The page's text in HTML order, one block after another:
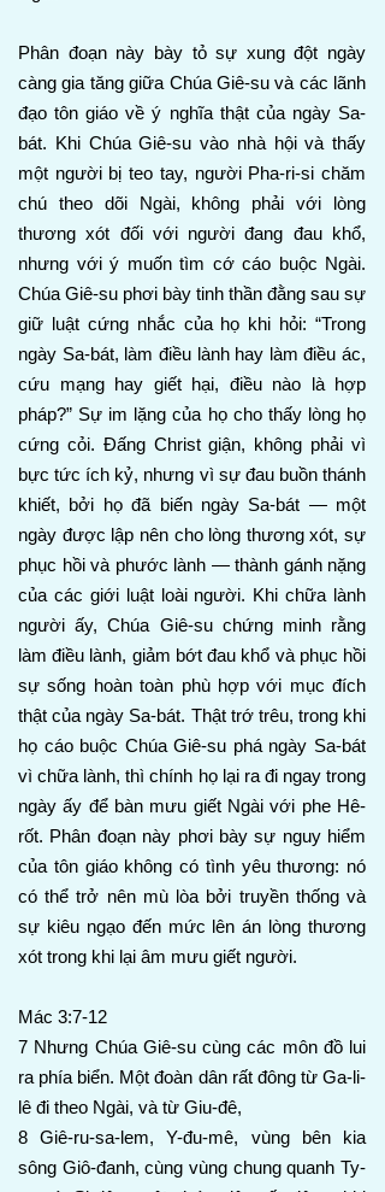
Phân đoạn này bày tỏ sự xung đột ngày
càng gia tăng giữa Chúa Giê-su và các lãnh
đạo tôn giáo về ý nghĩa thật của ngày Sa-
bát. Khi Chúa Giê-su vào nhà hội và thấy
một người bị teo tay, người Pha-ri-si chăm
chú theo dõi Ngài, không phải với lòng
thương xót đối với người đang đau khổ,
nhưng với ý muốn tìm cớ cáo buộc Ngài.
Chúa Giê-su phơi bày tinh thần đằng sau sự
giữ luật cứng nhắc của họ khi hỏi: “Trong
ngày Sa-bát, làm điều lành hay làm điều ác,
cứu mạng hay giết hại, điều nào là hợp
pháp?” Sự im lặng của họ cho thấy lòng họ
cứng cỏi. Đấng Christ giận, không phải vì
bực tức ích kỷ, nhưng vì sự đau buồn thánh
khiết, bởi họ đã biến ngày Sa-bát — một
ngày được lập nên cho lòng thương xót, sự
phục hồi và phước lành — thành gánh nặng
của các giới luật loài người. Khi chữa lành
người ấy, Chúa Giê-su chứng minh rằng
làm điều lành, giảm bớt đau khổ và phục hồi
sự sống hoàn toàn phù hợp với mục đích
thật của ngày Sa-bát. Thật trớ trêu, trong khi
họ cáo buộc Chúa Giê-su phá ngày Sa-bát
vì chữa lành, thì chính họ lại ra đi ngay trong
ngày ấy để bàn mưu giết Ngài với phe Hê-
rốt. Phân đoạn này phơi bày sự nguy hiểm
của tôn giáo không có tình yêu thương: nó
có thể trở nên mù lòa bởi truyền thống và
sự kiêu ngạo đến mức lên án lòng thương
xót trong khi lại âm mưu giết người.
Mác 3:7-12
7 Nhưng Chúa Giê-su cùng các môn đồ lui
ra phía biển. Một đoàn dân rất đông từ Ga-li-
lê đi theo Ngài, và từ Giu-đê,
8 Giê-ru-sa-lem, Y-đu-mê, vùng bên kia
sông Giô-đanh, cùng vùng chung quanh Ty-